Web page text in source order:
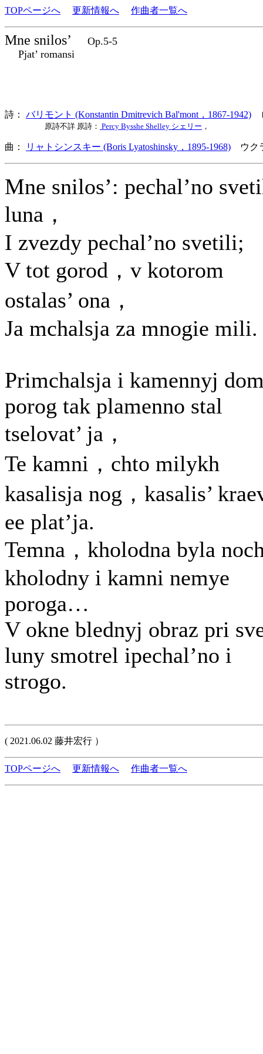
TOPページへ 更新情報へ 作曲者一覧へ
Mne snilos’
Op.5-5
Pjat’ romansi
詩： バリモント (Konstantin Dmitrevich Bal'mont，1867-1942)
原詩不詳 原詩： Percy Bysshe Shelley シェリー ，
曲： リャトシンスキー (Boris Lyatoshinsky，1895-1968) ウク
Mne snilos’: pechal’no
luna，
I zvezdy pechal’no svetili;
V tot gorod，v kotorom
ostalas’ ona，
Ja mchalsja za mnogie mili.
Primchalsja i kamennyj
porog tak plamenno stal
tselovat’ ja，
Te kamni，chto milykh
kasalisja nog，kasalis’
ee plat’ja.
Temna，kholodna byla
kholodny i kamni nemye
poroga…
V okne blednyj obraz pri
luny smotrel ipechal’no i
strogo.
( 2021.06.02 藤井宏行 ）
TOPページへ 更新情報へ 作曲者一覧へ